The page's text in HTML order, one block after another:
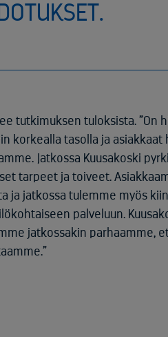
tutkimuksen tuloksista. ”On
korkealla tasolla ja asiakkaat
Jatkossa Kuusakoski
tarpeet ja toiveet.
ja jatkossa tulemme myös
palveluun.
jatkossakin parhaamme,